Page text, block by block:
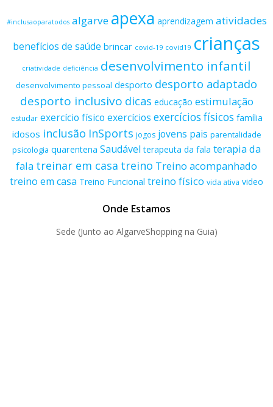
#inclusaoparatodos algarve apexa aprendizagem atividades
benefícios de saúde brincar covid-19 covid19 crianças
criatividade deficiência desenvolvimento infantil
desenvolvimento pessoal desporto desporto adaptado
desporto inclusivo dicas educação estimulação
estudar exercício físico exercícios exercícios físicos família
idosos inclusão InSports jogos jovens pais parentalidade
psicologia quarentena Saudável terapeuta da fala terapia da
fala treinar em casa treino Treino acompanhado
treino em casa Treino Funcional treino físico vida ativa video
Onde Estamos
Sede (Junto ao AlgarveShopping na Guia)